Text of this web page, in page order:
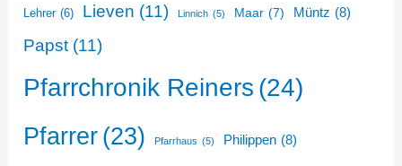
Lehrer (6) Lieven (11) Linnich (5) Maar (7) Müntz (8)
Papst (11)
Pfarrchronik Reiners (24)
Pfarrer(23) Pfarrhaus (5) Philippen (8)